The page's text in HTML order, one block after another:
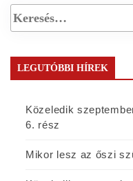
LEGUTÓBBI HÍREK
Közeledik
6. rész
Mikor lesz az őszi